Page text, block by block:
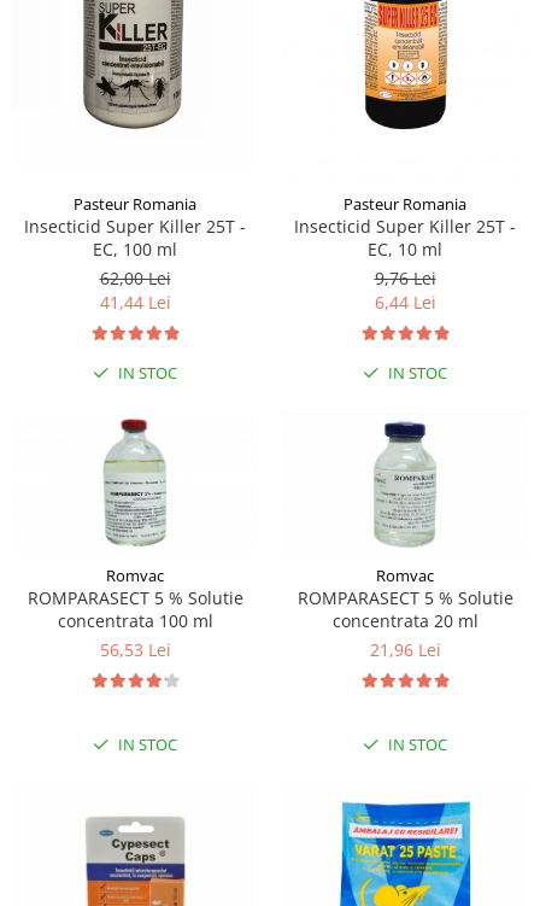
Sampoane si Balsamuri
Servetele Umede
Covorase absorbante
Curatare Ochi
Igiena Catel
Perii si descalcitoare caini
Solutii Atractante si repelente
Custi transport - Pisici
Jucarii Pisici
Lese, Hamuri si Zgarzi
Paturi, perne si cosuri pentru pisici
Pasteur Romania
Insecticid Super Killer 25T -
EC, 100 ml
62,00 Lei
41,44 Lei
IN STOC
Pasteur Romania
Insecticid Super Killer 25T -
EC, 10 ml
9,76 Lei
6,44 Lei
IN STOC
Romvac
ROMPARASECT 5 % Solutie
concentrata 100 ml
56,53 Lei
IN STOC
Romvac
ROMPARASECT 5 % Solutie
concentrata 20 ml
21,96 Lei
IN STOC